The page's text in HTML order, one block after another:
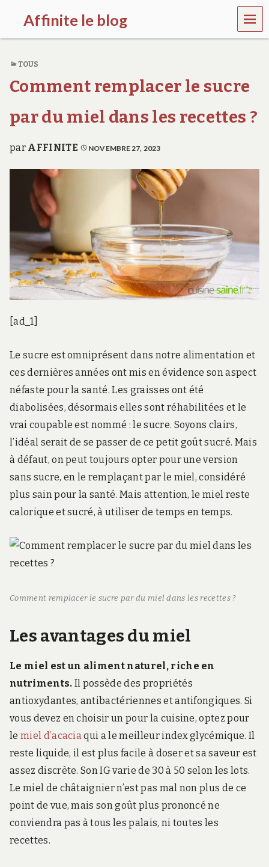
Affinite le blog
e
p
l
u
s
i
MEN
U
TOUS
Comment remplacer le sucre
par du miel dans les recettes ?
par AFFINITE NOVEMBRE 27, 2023
[ad_1]
Le sucre est omniprésent dans notre alimentation et
ces dernières années ont mis en évidence son aspect
néfaste pour la santé. Les graisses ont été
diabolisées, désormais elles sont réhabilitées et le
vrai coupable est nommé : le sucre. Soyons clairs,
l’idéal serait de se passer de ce petit goût sucré. Mais
à défaut, on peut toujours opter pour une version
sans sucre, en le remplaçant par le miel, considéré
plus sain pour la santé. Mais attention, le miel reste
calorique et sucré, à utiliser de temps en temps.
Comment remplacer le sucre par du miel dans les recettes ?
Les avantages du miel
Le miel est un aliment naturel, riche en
nutriments. Il possède des propriétés
antioxydantes, antibactériennes et antifongiques. Si
vous devez en choisir un pour la cuisine, optez pour
le miel d’acaciaqui a le meilleur index glycémique. Il
reste liquide, il est plus facile à doser et sa saveur est
assez discrète. Son IG varie de 30 à 50 selon les lots.
Le miel de châtaignier n’est pas mal non plus de ce
point de vue, mais son goût plus prononcé ne
conviendra pas à tous les palais, ni toutes les
recettes.